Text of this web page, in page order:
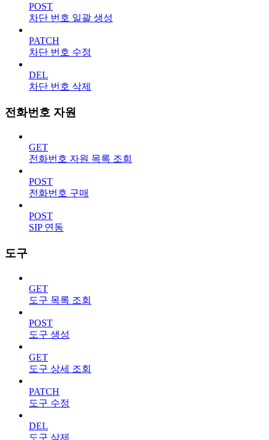
POST
차단 번호 일괄 생성
PATCH
차단 번호 수정
DEL
차단 번호 삭제
전화번호 자원
GET
전화번호 자원 목록 조회
POST
전화번호 구매
POST
SIP 연동
도구
GET
도구 목록 조회
POST
도구 생성
GET
도구 상세 조회
PATCH
도구 수정
DEL
도구 삭제